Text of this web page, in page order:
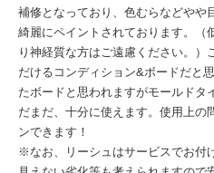
補修となっており、色むらなどやや
綺麗にペイントされております。（
り神経質な方はご遠慮ください。）
だけるコンディション&ボードだと
たボードと思われますがモールドタ
だまだ、十分に使えます。使用上の
ンできます！
※なお、リーシュはサービスでお付